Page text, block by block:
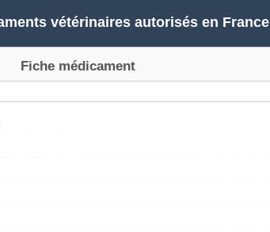
vétérinaires autorisés en France
Fiche médicament